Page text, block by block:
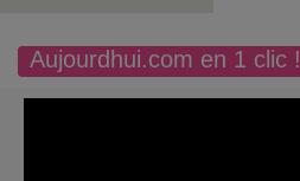
Aujourdhui.com en 1 clic !